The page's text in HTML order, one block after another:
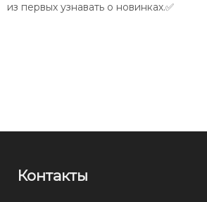
из первых узнавать о новинках.✅
Контакты